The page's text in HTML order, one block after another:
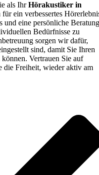
als IhrHörakustiker in
ein verbessertes
und eine persönliche
Bedürfnisse zu
sorgen wir dafür,
sind, damit Sie Ihren
Vertrauen Sie auf
die Freiheit, wieder aktiv am